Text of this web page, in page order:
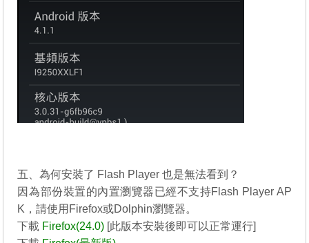
五、為何安裝了 Flash Player 也是無法看到？
因為部份裝置的內置瀏覽器已經不支持Flash Player AP
K，請使用Firefox或Dolphin瀏覽器。
下載 Firefox(24.0) [此版本安裝後即可以正常運行]